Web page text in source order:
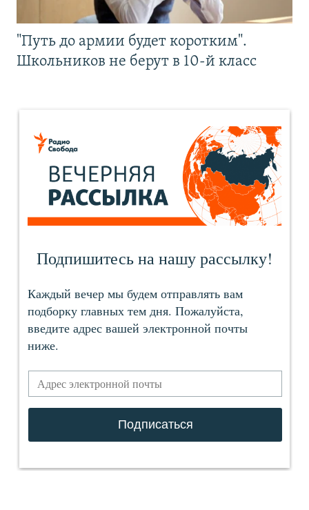
"Путь до армии будет коротким".
Школьников не берут в 10-й класс